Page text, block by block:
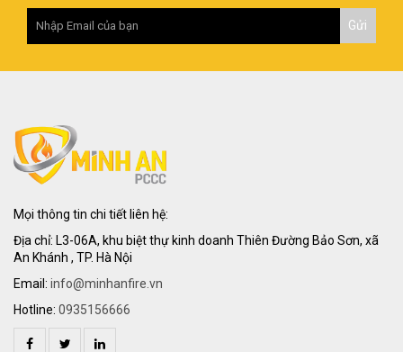
Mọi thông tin chi tiết liên hệ:
Địa chỉ: L3-06A, khu biệt thự kinh doanh Thiên Đường Bảo Sơn, xã
An Khánh , TP. Hà Nội
Email: info@minhanfire.vn
Hotline: 0935156666